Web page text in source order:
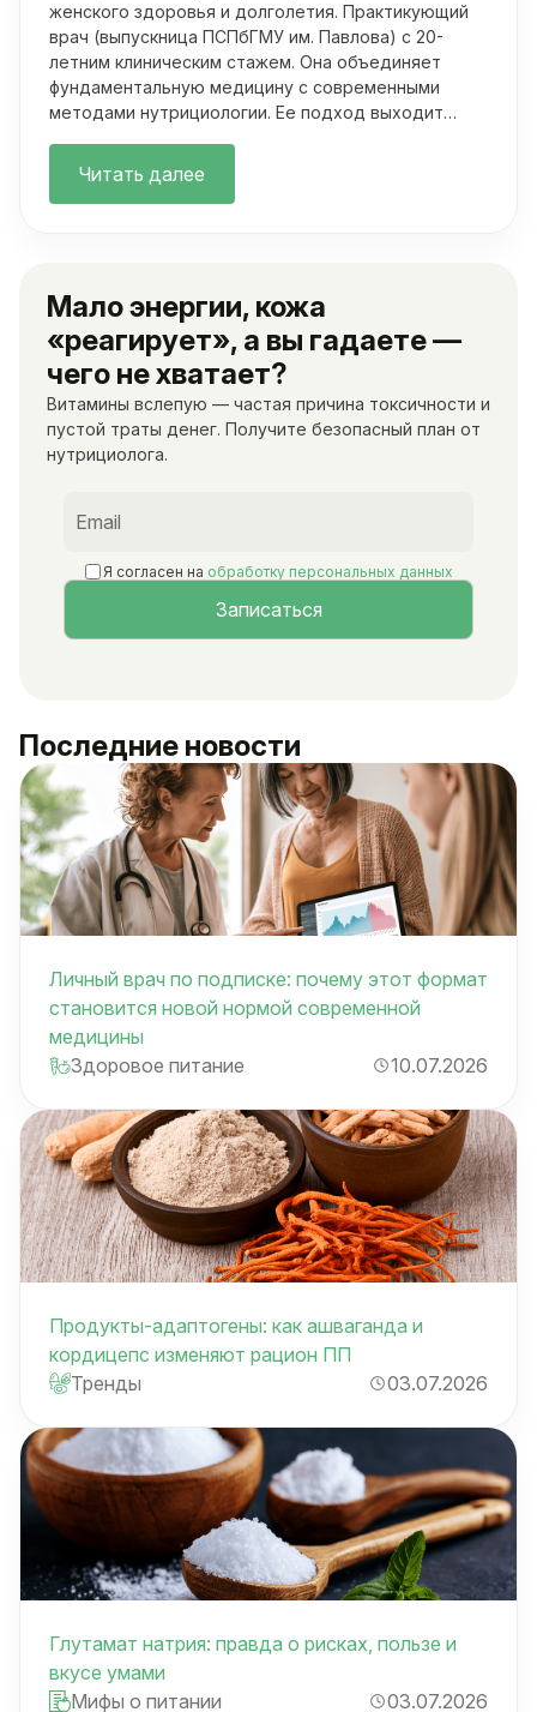
женского здоровья и долголетия. Практикующий
врач (выпускница ПСПбГМУ им. Павлова) с 20-
летним клиническим стажем. Она объединяет
фундаментальную медицину с современными
методами нутрициологии. Ее подход выходит
Читать далее
Мало энергии, кожа
«реагирует», а вы гадаете —
чего не хватает?
Витамины вслепую — частая причина токсичности и
пустой траты денег. Получите безопасный план от
нутрициолога.
Я согласен на обработку персональных данных
Последние новости
Личный врач по подписке: почему этот формат
становится новой нормой современной
медицины
Здоровое питание
10.07.2026
Продукты-адаптогены: как ашваганда и
кордицепс изменяют рацион ПП
Тренды
03.07.2026
Глутамат натрия: правда о рисках, пользе и
вкусе умами
Мифы о питании
03.07.2026